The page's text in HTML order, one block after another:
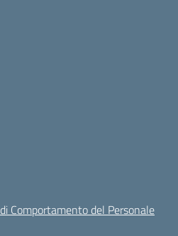
Comportamento del Personale